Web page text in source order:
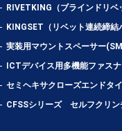
RIVETKING（ブラインドリベ
KINGSET（リベット連続締結
実装用マウントスペーサー
ICTデバイス用多機能ファス
セミヘキサクローズエンドタ
CFSSシリーズ セルフクリン